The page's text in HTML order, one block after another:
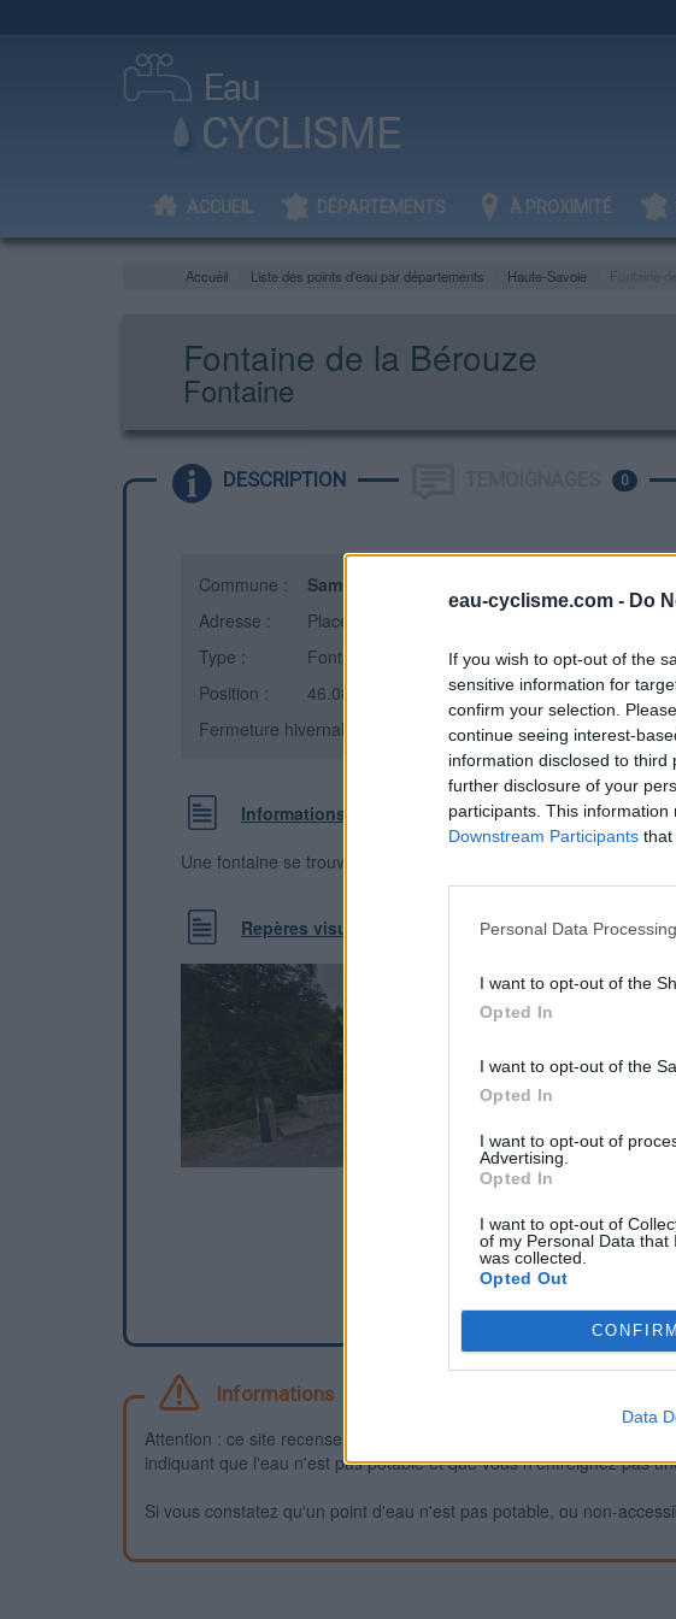
eau-cyclisme.com - Do
If you wish to opt-out of the
sensitive information for
confirm your selection.
continue seeing interest-
information disclosed to
further disclosure of your
participants. This
Downstream Participants that
Personal Data
I want to opt-out of the
Opted In
I want to opt-out of the
Opted In
I want to opt-out of
Advertising.
Opted In
I want to opt-out of
of my Personal Data that
was collected.
Opted Out
CONFIRM
Data
ACCUEIL DÉPARTEMENTS À PROXIMITÉ
Accueil Liste des points d'eau par départements Haute-Savoie
Fontaine de la Bérouze
Fontaine
DESCRIPTION 0
Commune : Samoëns
Adresse :
Place de Bérouze
Type :
Fontaine
Position :
46.085847°N, 6.716316°E
Fermeture hivernale : information inconnue
Informations complémentaires
Une fontaine se trouve à côté du lavoir, en face d'un square
Repères visuels
Informations
Attention : ce site recense des points d'eau dont la fiabilité ne peut
indiquant que l'eau n'est pas potable et que vous n'enfreignez pas
Si vous constatez qu'un point d'eau n'est pas potable, ou non-